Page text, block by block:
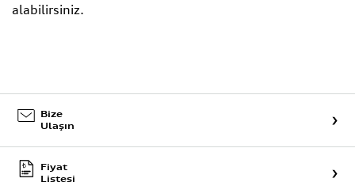
alabilirsiniz.
Bize
Ulaşın
Fiyat
Listesi